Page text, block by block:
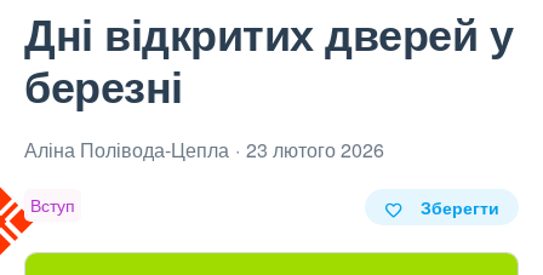
Дні відкритих дверей у
березні
Аліна Полівода‑Цепла 23 лютого 2026
Вступ Зберегти